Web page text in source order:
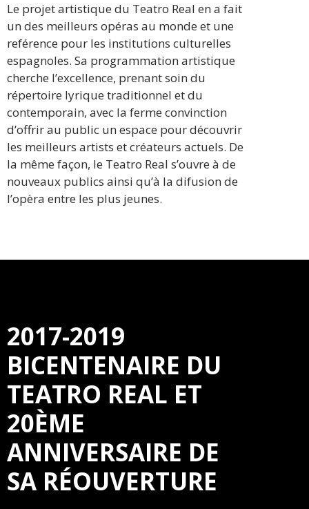
Le projet artistique du Teatro Real en a fait
un des meilleurs opéras au monde et une
reférence pour les institutions culturelles
espagnoles. Sa programmation artistique
cherche l’excellence, prenant soin du
répertoire lyrique traditionnel et du
contemporain, avec la ferme convinction
d’offrir au public un espace pour découvrir
les meilleurs artists et créateurs actuels. De
la même façon, le Teatro Real s’ouvre à de
nouveaux publics ainsi qu’à la difusion de
l’opèra entre les plus jeunes.
2017-2019
BICENTENAIRE DU
TEATRO REAL ET
20ÈME
ANNIVERSAIRE DE
SA RÉOUVERTURE